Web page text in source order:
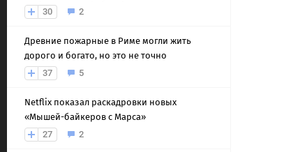
30
2
Древние пожарные в Риме могли жить
дорого и богато, но это не точно
37
5
Netflix показал раскадровки новых
«Мышей-байкеров с Марса»
27
2